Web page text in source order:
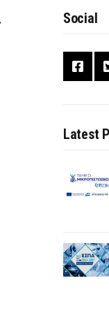
Social
Latest